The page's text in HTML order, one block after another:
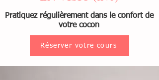
Pratiquez régulièrement dans le confort de
votre cocon
Réserver votre cours